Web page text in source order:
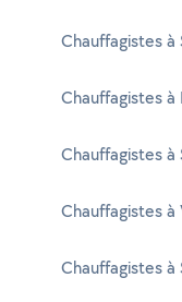
Chauffagistes à
Chauffagistes à
Chauffagistes à
Chauffagistes à
Chauffagistes